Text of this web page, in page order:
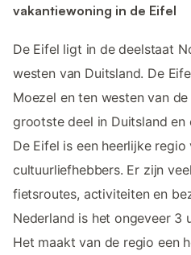
vakantiewoning in de Eifel
De Eifel ligt in de deelstaat
westen van Duitsland. De
Moezel en ten westen van
grootste deel in Duitsland en
De Eifel is een heerlijke
cultuurliefhebbers. Er zijn
fietsroutes, activiteiten en
Nederland is het ongeveer 3
Het maakt van de regio een